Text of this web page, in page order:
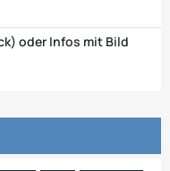
oder Infos mit Bild